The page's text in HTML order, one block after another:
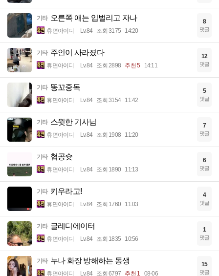
기타 오른쪽 애는 입벌리고 자나
휴면아이디 Lv.84 조회 3175 14:20
8
댓글
기타 주인이 사라졌다
휴면아이디 Lv.84 조회 2898 추천 5 14:11
12
댓글
기타 똥꼬중독
휴면아이디 Lv.84 조회 3154 11:42
5
댓글
기타 스윗한 기사님
휴면아이디 Lv.84 조회 1908 11:20
7
댓글
기타 협공슛
휴면아이디 Lv.84 조회 1890 11:13
6
댓글
기타 키우라고!
휴면아이디 Lv.84 조회 1760 11:03
4
댓글
기타 글레디에이터
휴면아이디 Lv.84 조회 1835 10:56
1
댓글
기타 누나 화장 방해하는 동생
휴면아이디 Lv.84 조회 6797 추천 1 08-06
15
댓글